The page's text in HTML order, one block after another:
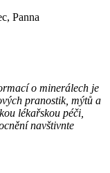
Panna
o minerálech je
pranostik, mýtů a
lékařskou péči,
navštivnte